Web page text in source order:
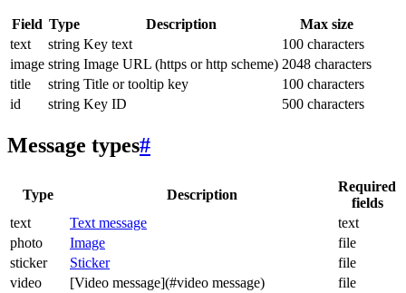
Field Type Description
Max size
text
string Key text
100 characters
image string Image URL (https or http scheme) 2048 characters
title
string Title or tooltip key
100 characters
id
string Key ID 500 characters
Message types#
Type Description
Required
fields
text
Text message
text
photo
Image
file
sticker
Sticker
file
video
[Video message](#video message)
file